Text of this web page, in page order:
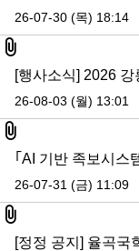
26-07-30 (목) 18:14
첨부파일
[행사소식] 2026
26-08-03 (월) 13:01
첨부파일
26-07-31 (금) 11:09
첨부파일